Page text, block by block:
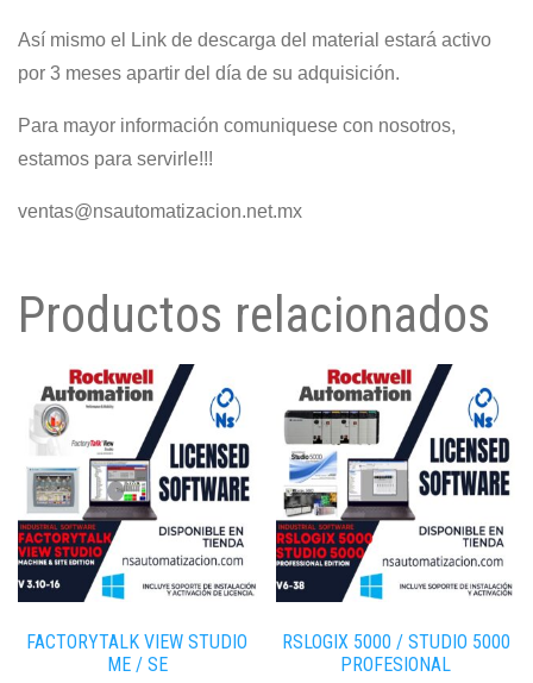
Así mismo el Link de descarga del material estará activo
por 3 meses apartir del día de su adquisición.
Para mayor información comuniquese con nosotros,
estamos para servirle!!!
ventas@nsautomatizacion.net.mx
Productos relacionados
FACTORYTALK VIEW STUDIO
ME / SE
RSLOGIX 5000 / STUDIO 5000
PROFESIONAL